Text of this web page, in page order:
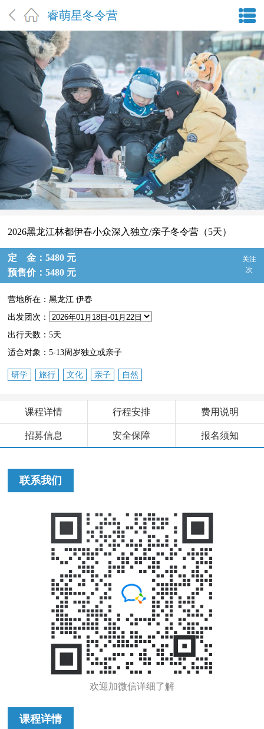
睿萌星冬令营
2026黑龙江林都伊春小众深入独立/亲子冬令营（5天）
定 金：5480 元
预售价：5480 元
关注
次
营地所在：黑龙江 伊春
出发团次：
出行天数：5天
适合对象：5-13周岁独立或亲子
研学 旅行 文化 亲子 自然
课程详情 行程安排 费用说明
招募信息 安全保障 报名须知
联系我们
欢迎加微信详细了解
课程详情